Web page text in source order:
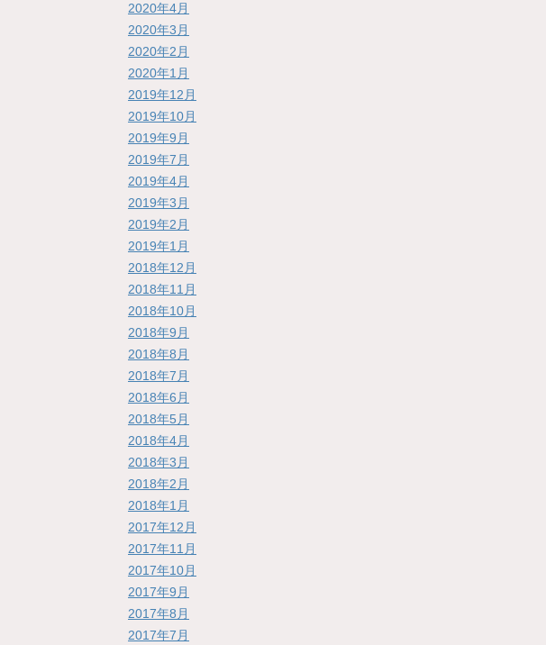
2020年4月
2020年3月
2020年2月
2020年1月
2019年12月
2019年10月
2019年9月
2019年7月
2019年4月
2019年3月
2019年2月
2019年1月
2018年12月
2018年11月
2018年10月
2018年9月
2018年8月
2018年7月
2018年6月
2018年5月
2018年4月
2018年3月
2018年2月
2018年1月
2017年12月
2017年11月
2017年10月
2017年9月
2017年8月
2017年7月